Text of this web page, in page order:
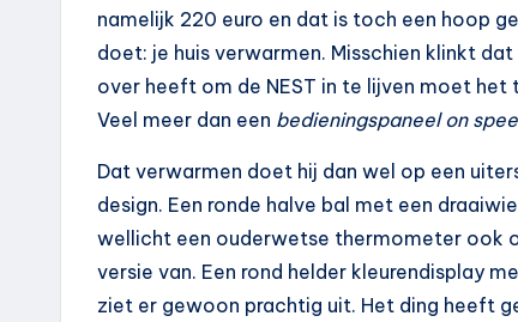
namelijk 220 euro en dat is toch een hoop
doet: je huis verwarmen. Misschien klinkt
over heeft om de NEST in te lijven moet
Veel meer dan een bedieningspaneel on
Dat verwarmen doet hij dan wel op een
design. Een ronde halve bal met een
wellicht een ouderwetse thermometer ook
versie van. Een rond helder kleurendisplay
ziet er gewoon prachtig uit. Het ding heeft